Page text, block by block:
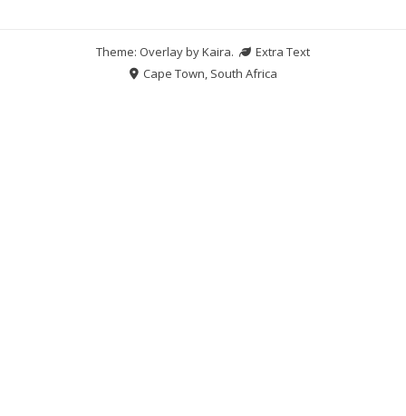
Theme: Overlay byKaira.
Extra Text
Cape Town, South Africa